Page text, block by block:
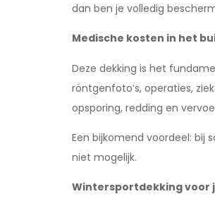
dan ben je volledig
Medische kosten in het
Deze dekking is het
röntgenfoto’s, operaties,
opsporing, redding en
Een bijkomend voordeel: bij
niet mogelijk.
Wintersportdekking